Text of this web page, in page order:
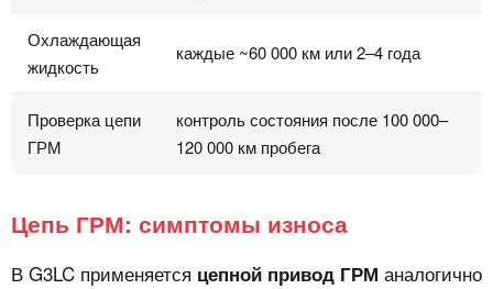
Охлаждающая
жидкость
каждые ~60 000 км или 2–4 года
Проверка цепи
ГРМ
контроль состояния после 100 000–
120 000 км пробега
Цепь ГРМ: симптомы износа
В G3LC применяется цепной привод ГРМ аналогично